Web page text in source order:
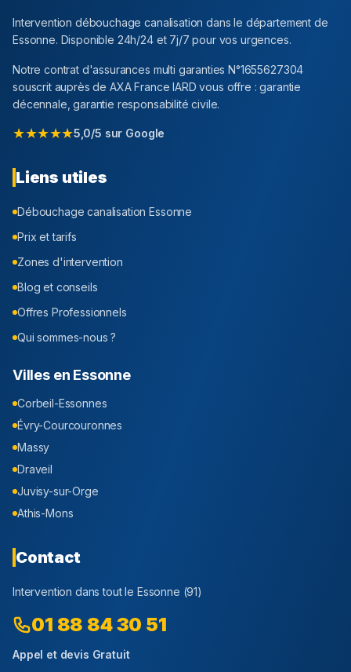
Intervention débouchage canalisation dans le département de
Essonne. Disponible 24h/24 et 7j/7 pour vos urgences.
Notre contrat d'assurances multi garanties N°1655627304
souscrit auprès de AXA France IARD vous offre : garantie
décennale, garantie responsabilité civile.
★★★★★5,0/5 sur Google
Liens utiles
Débouchage canalisationEssonne
Prix et tarifs
Zones d'intervention
Blog et conseils
Offres Professionnels
Qui sommes-nous ?
Villes en Essonne
Corbeil-Essonnes
Évry-Courcouronnes
Massy
Draveil
Juvisy-sur-Orge
Athis-Mons
Contact
Intervention dans tout le Essonne (91)
01 88 84 30 51
Appel et devis Gratuit